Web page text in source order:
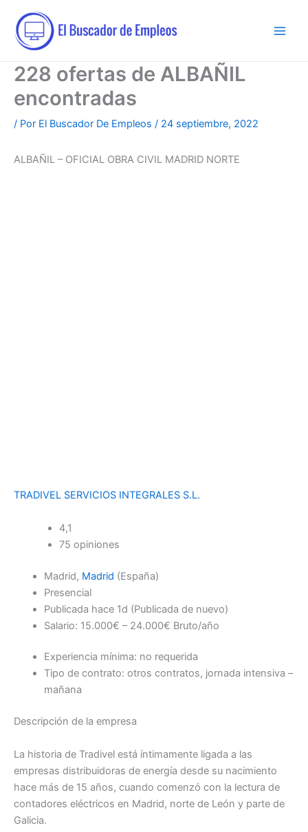
contenido
228 ofertas de ALBAÑIL
encontradas
/ Por El Buscador De Empleos / 24 septiembre, 2022
ALBAÑIL – OFICIAL OBRA CIVIL MADRID NORTE
TRADIVEL SERVICIOS INTEGRALES S.L.
4,1
75 opiniones
Madrid, Madrid (España)
Presencial
Publicada hace 1d (Publicada de nuevo)
Salario: 15.000€ – 24.000€ Bruto/año
Experiencia mínima: no requerida
Tipo de contrato: otros contratos, jornada intensiva –
mañana
Descripción de la empresa
La historia de Tradivel está íntimamente ligada a las
empresas distribuidoras de energía desde su nacimiento
hace más de 15 años, cuando comenzó con la lectura de
contadores eléctricos en Madrid, norte de León y parte de
Galicia.